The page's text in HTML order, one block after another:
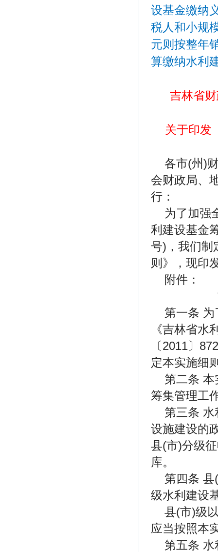
设基金缴纳
税人和小规
元则按整年
算缴纳水利
吉林省
关于印发
各市(州)
会财政局、
行：
为了加强
利建设基金
号)，我们制
则》，现印
附件
第一条
《吉林省水
〔2011〕
定本实施细
第二条
筹集管理工
第三条
设施建设的
县(市)分级
库。
第四条
级水利建设
县(市)级
应当按照本
第五条